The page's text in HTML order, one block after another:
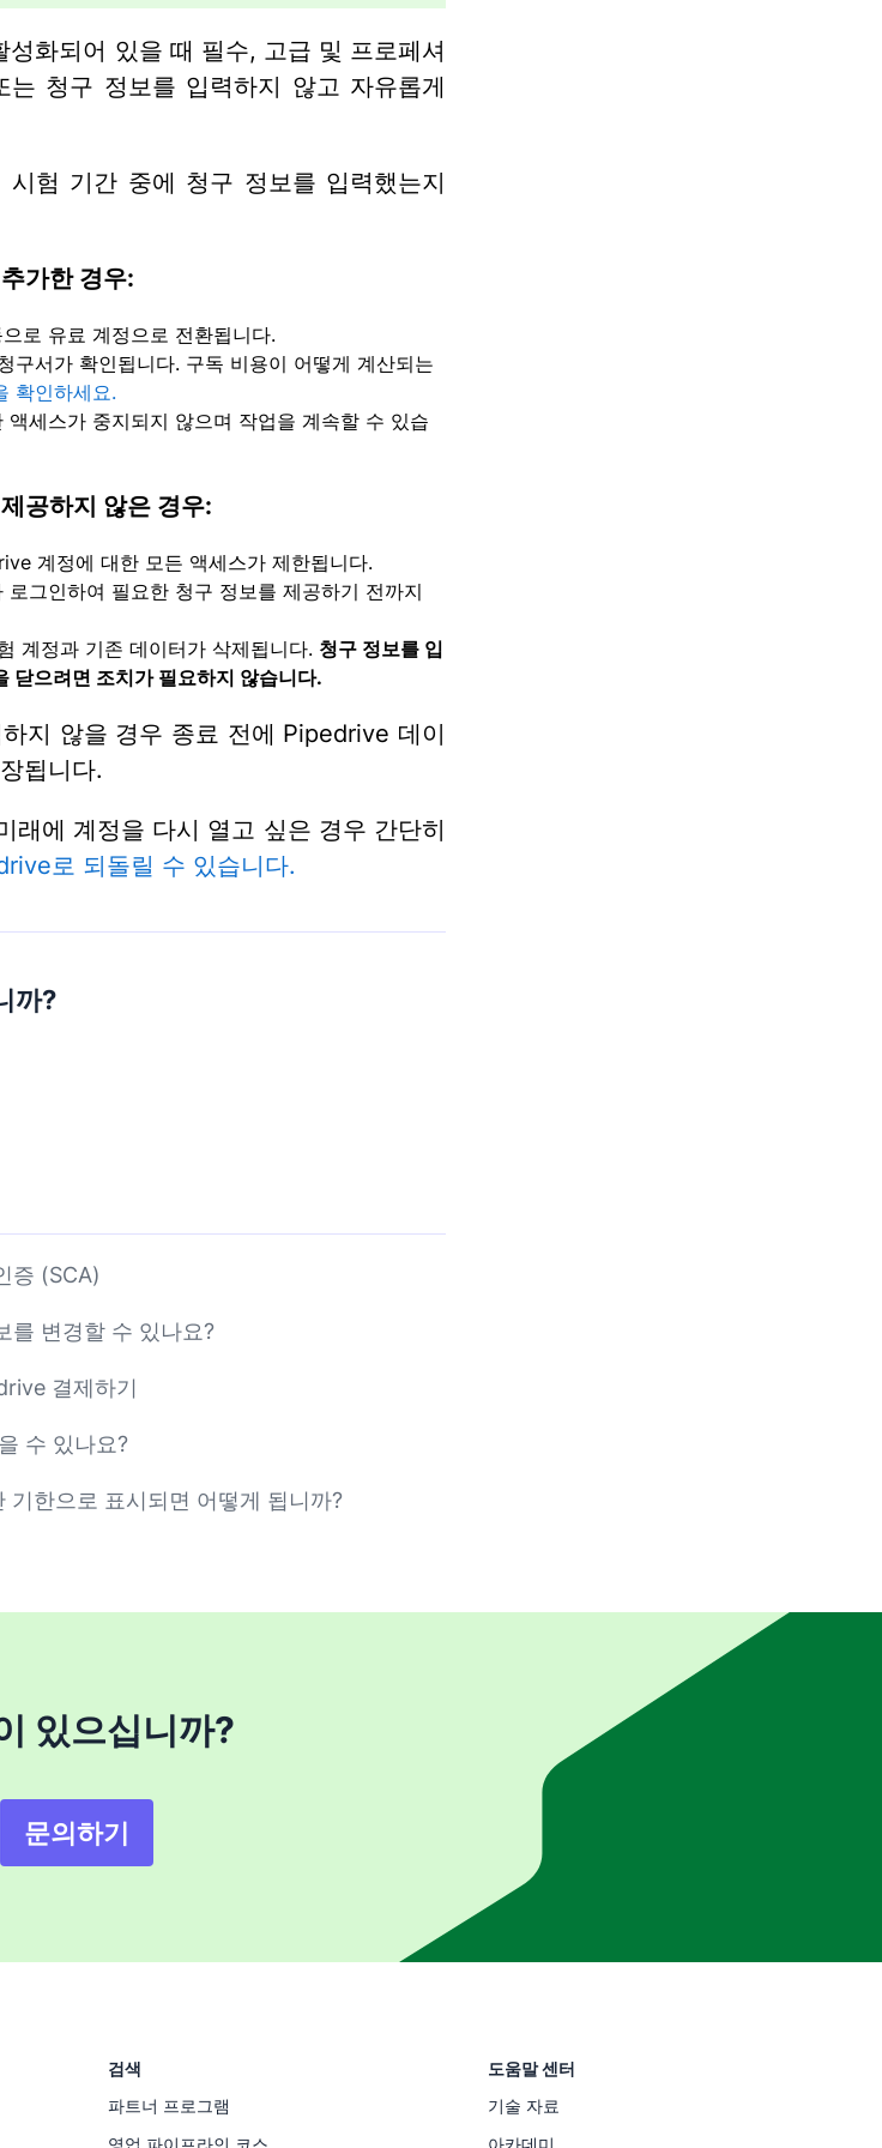
화되어 있을 때 필수, 고급 및 프로페셔
청구 정보를 입력하지 않고 자유롭게
험 기간 중에 청구 정보를 입력했는지
가한 경우:
로 유료 계정으로 전환됩니다.
구서가 확인됩니다. 구독 비용이 어떻게 계산되는
확인하세요.
세스가 중지되지 않으며 작업을 계속할 수 있습
공하지 않은 경우:
계정에 대한 모든 액세스가 제한됩니다.
그인하여 필요한 청구 정보를 제공하기 전까지
계정과 기존 데이터가 삭제됩니다. 청구 정보를 입
닫으려면 조치가 필요하지 않습니다.
지 않을 경우 종료 전에 Pipedrive 데이
됩니다.
래에 계정을 다시 열고 싶은 경우 간단히
로 되돌릴 수 있습니다.
까?
증 (SCA)
를 변경할 수 있나요?
결제하기
수 있나요?
기한으로 표시되면 어떻게 됩니까?
있으십니까?
문의하기
검색
파트너 프로그램
영업 파이프라인 코스
도움말 센터
기술 자료
아카데미